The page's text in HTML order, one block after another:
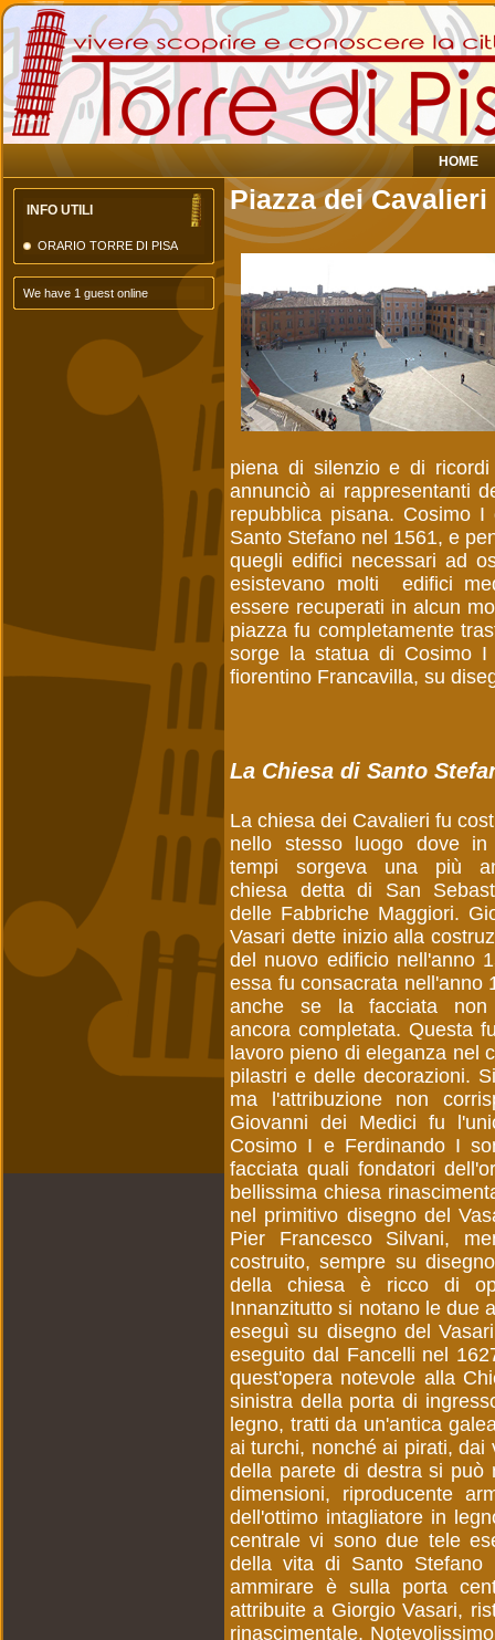
HOME
INFO UTILI
ORARIO TORRE DI PISA
We have 1 guest online
Piazza dei Cavalieri
piena di silenzio e di
annunciò ai rappresentanti
repubblica pisana. Cosimo
Santo Stefano nel 1561, e
quegli edifici necessari ad
esistevano molti edifici
essere recuperati in alcun
piazza fu completamente
sorge la statua di Cosimo I
fiorentino Francavilla, su
La Chiesa di Santo
La chiesa dei Cavalieri fu
nello stesso luogo dove in
tempi sorgeva una più
chiesa detta di San
delle Fabbriche Maggiori.
Vasari dette inizio alla
del nuovo edificio nell'anno
essa fu consacrata nell'anno
anche se la facciata
ancora completata. Questa
lavoro pieno di eleganza nel
pilastri e delle decorazioni.
ma l'attribuzione non
Giovanni dei Medici fu
Cosimo I e Ferdinando I
facciata quali fondatori
bellissima chiesa
nel primitivo disegno del
Pier Francesco Silvani,
costruito, sempre su
della chiesa è ricco di
Innanzitutto si notano le due
eseguì su disegno del
eseguito dal Fancelli nel
quest'opera notevole alla
sinistra della porta di
legno, tratti da un'antica
ai turchi, nonché ai pirati, dai
della parete di destra si può
dimensioni, riproducente
dell'ottimo intagliatore in
centrale vi sono due tele
della vita di Santo Stefano
ammirare è sulla porta
attribuite a Giorgio Vasari,
rinascimentale.